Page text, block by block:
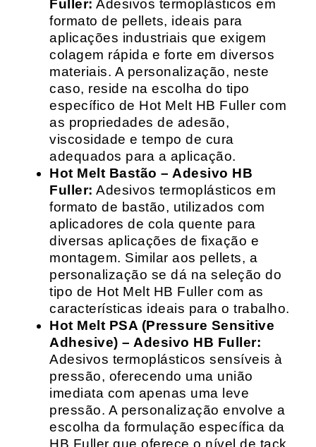
Fuller: Adesivos termoplásticos em
formato de pellets, ideais para
aplicações industriais que exigem
colagem rápida e forte em diversos
materiais. A personalização, neste
caso, reside na escolha do tipo
específico de Hot Melt HB Fuller com
as propriedades de adesão,
viscosidade e tempo de cura
adequados para a aplicação.
Hot Melt Bastão – Adesivo HB
Fuller: Adesivos termoplásticos em
formato de bastão, utilizados com
aplicadores de cola quente para
diversas aplicações de fixação e
montagem. Similar aos pellets, a
personalização se dá na seleção do
tipo de Hot Melt HB Fuller com as
características ideais para o trabalho.
Hot Melt PSA (Pressure Sensitive
Adhesive) – Adesivo HB Fuller:
Adesivos termoplásticos sensíveis à
pressão, oferecendo uma união
imediata com apenas uma leve
pressão. A personalização envolve a
escolha da formulação específica da
HB Fuller que oferece o nível de tack,